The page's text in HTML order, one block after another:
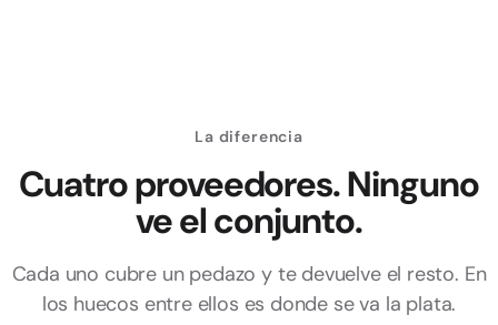
La diferencia
Cuatro proveedores. Ninguno
ve el conjunto.
Cada uno cubre un pedazo y te devuelve el resto. En
los huecos entre ellos es donde se va la plata.